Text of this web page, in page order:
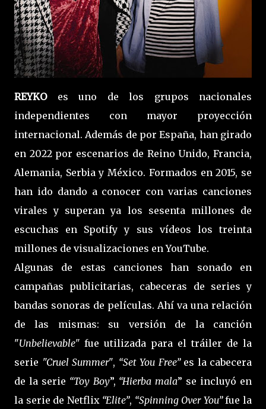
REYKO es uno de los grupos nacionales
independientes con mayor proyección
internacional. Además de por España, han girado
en 2022 por escenarios de Reino Unido, Francia,
Alemania, Serbia y México. Formados en 2015, se
han ido dando a conocer con varias canciones
virales y superan ya los sesenta millones de
escuchas en Spotify y sus vídeos los treinta
millones de visualizaciones en YouTube.
Algunas de estas canciones han sonado en
campañas publicitarias, cabeceras de series y
bandas sonoras de películas. Ahí va una relación
de las mismas: su versión de la canción
"Unbelievable" fue utilizada para el tráiler de la
serie "Cruel Summer", “Set You Free” es la cabecera
de la serie “Toy Boy”, “Hierba mala” se incluyó en
la serie de Netflix “Elite”, “Spinning Over You”fue la